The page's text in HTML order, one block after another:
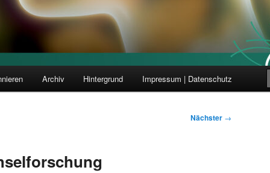
Archiv Hintergrund Impressum | Datenschutz
Nächster →